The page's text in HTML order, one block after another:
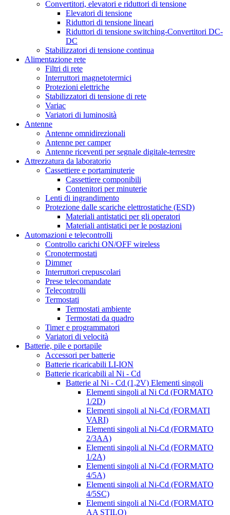
Convertitori, elevatori e riduttori di tensione
Elevatori di tensione
Riduttori di tensione lineari
Riduttori di tensione switching-Convertitori DC-
DC
Stabilizzatori di tensione continua
Alimentazione rete
Filtri di rete
Interruttori magnetotermici
Protezioni elettriche
Stabilizzatori di tensione di rete
Variac
Variatori di luminosità
Antenne
Antenne omnidirezionali
Antenne per camper
Antenne riceventi per segnale digitale-terrestre
Attrezzatura da laboratorio
Cassettiere e portaminuterie
Cassettiere componibili
Contenitori per minuterie
Lenti di ingrandimento
Protezione dalle scariche elettrostatiche (ESD)
Materiali antistatici per gli operatori
Materiali antistatici per le postazioni
Automazioni e telecontrolli
Controllo carichi ON/OFF wireless
Cronotermostati
Dimmer
Interruttori crepuscolari
Prese telecomandate
Telecontrolli
Termostati
Termostati ambiente
Termostati da quadro
Timer e programmatori
Variatori di velocità
Batterie, pile e portapile
Accessori per batterie
Batterie ricaricabili LI-ION
Batterie ricaricabili al Ni - Cd
Batterie al Ni - Cd (1,2V) Elementi singoli
Elementi singoli al Ni Cd (FORMATO
1/2D)
Elementi singoli al Ni-Cd (FORMATI
VARI)
Elementi singoli al Ni-Cd (FORMATO
2/3AA)
Elementi singoli al Ni-Cd (FORMATO
1/2A)
Elementi singoli al Ni-Cd (FORMATO
4/5A)
Elementi singoli al Ni-Cd (FORMATO
4/5SC)
Elementi singoli al Ni-Cd (FORMATO
AA STILO)